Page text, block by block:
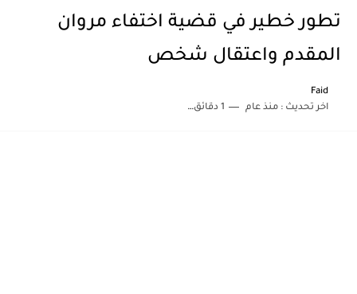
تطور خطير في قضية اختفاء مروان
المقدم واعتقال شخص
Faid
اخر تحديث :منذ عام 1 دقائق للقراءة